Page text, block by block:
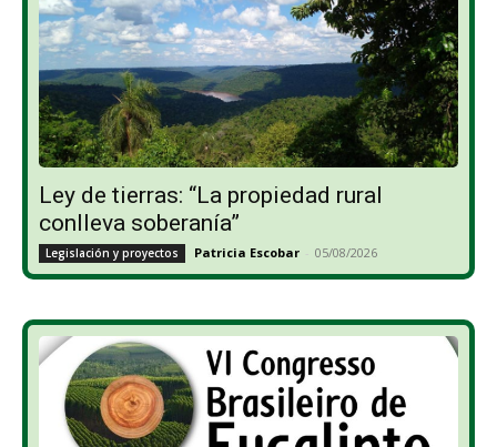
Ley de tierras: “La propiedad rural
conlleva soberanía”
Legislación y proyectos Patricia Escobar - 05/08/2026